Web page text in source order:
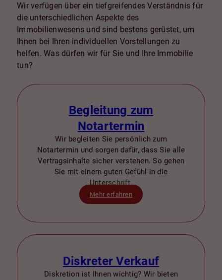
Wir verfügen über ein tiefgreifendes Verständnis für
die unterschiedlichen Aspekte des
Immobilienwesens und sind bestens gerüstet, um
Ihnen bei Ihren individuellen Vorstellungen zu
helfen. Was dürfen wir für Sie und Ihre Immobilie
tun?
Begleitung zum
Notartermin
Wir begleiten Sie persönlich zum
Notartermin und sorgen dafür, dass Sie alle
Vertragsinhalte sicher verstehen. So gehen
Sie mit einem guten Gefühl in die
Unterschrift.
Mehr erfahren
Diskreter Verkauf
Diskretion ist Ihnen wichtig? Wir bieten